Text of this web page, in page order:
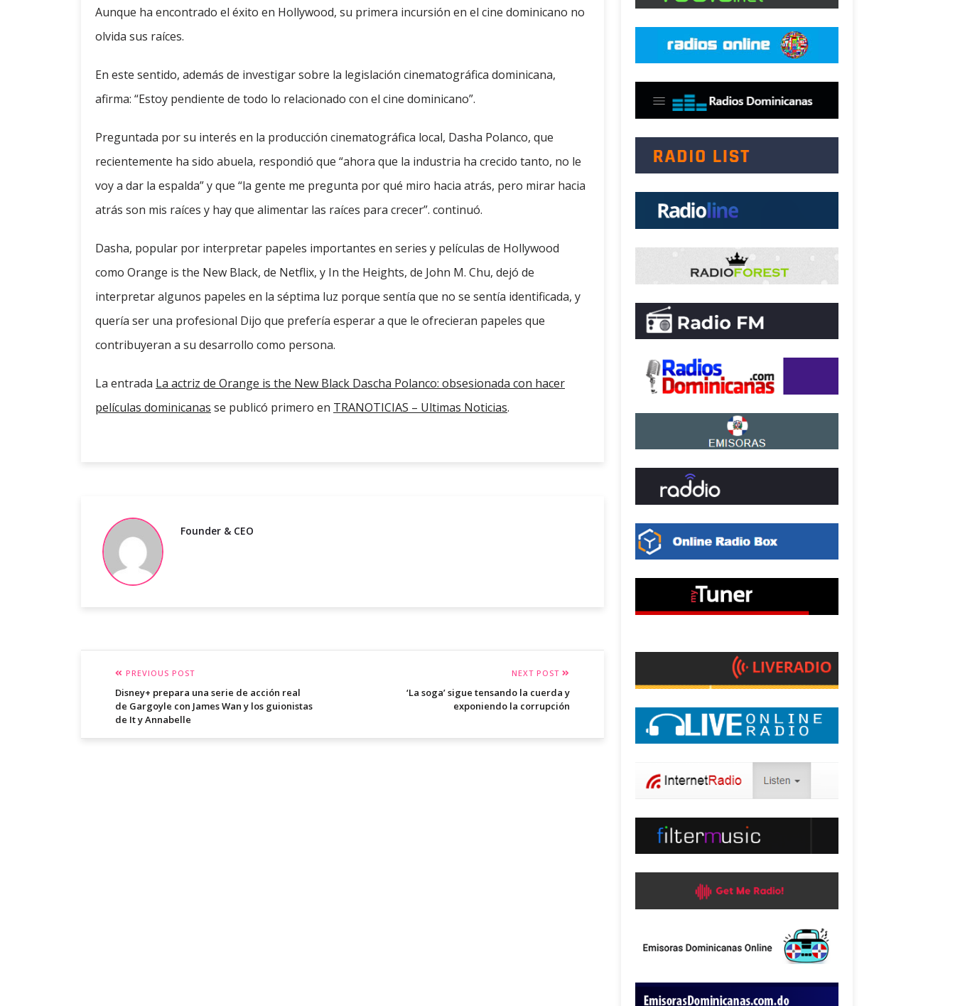
Aunque ha encontrado el éxito en Hollywood, su primera incursión en el cine dominicano no
olvida sus raíces.
En este sentido, además de investigar sobre la legislación cinematográfica dominicana,
afirma: “Estoy pendiente de todo lo relacionado con el cine dominicano”.
Preguntada por su interés en la producción cinematográfica local, Dasha Polanco, que
recientemente ha sido abuela, respondió que “ahora que la industria ha crecido tanto, no le
voy a dar la espalda” y que “la gente me pregunta por qué miro hacia atrás, pero mirar hacia
atrás son mis raíces y hay que alimentar las raíces para crecer”. continuó.
Dasha, popular por interpretar papeles importantes en series y películas de Hollywood
como Orange is the New Black, de Netflix, y In the Heights, de John M. Chu, dejó de
interpretar algunos papeles en la séptima luz porque sentía que no se sentía identificada, y
quería ser una profesional Dijo que prefería esperar a que le ofrecieran papeles que
contribuyeran a su desarrollo como persona.
La entrada La actriz de Orange is the New Black Dascha Polanco: obsesionada con hacer
películas dominicanas se publicó primero en TRANOTICIAS – Ultimas Noticias.
Founder & CEO
PREVIOUS POST
Disney+ prepara una serie de acción real
de Gargoyle con James Wan y los guionistas
de It y Annabelle
NEXT POST
‘La soga’ sigue tensando la cuerda y
exponiendo la corrupción